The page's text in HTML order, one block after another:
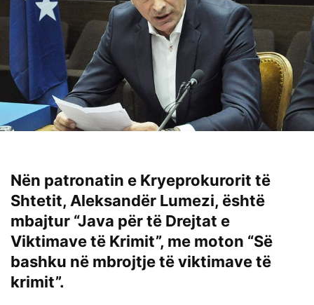
Nën patronatin e Kryeprokurorit të
Shtetit, Aleksandër Lumezi, është
mbajtur “Java për të Drejtat e
Viktimave të Krimit”, me moton “Së
bashku në mbrojtje të viktimave të
krimit”.